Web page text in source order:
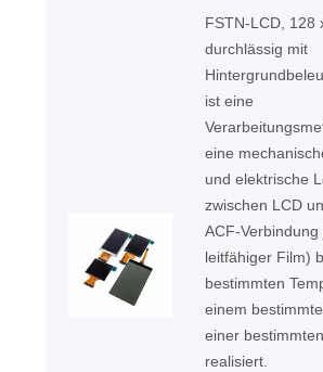
FSTN-LCD, 128
durchlässig mit
ist eine
eine
und elektrische
zwischen LCD
ACF-
leitfähiger Film)
bestimmten
einem
einer
realisiert.